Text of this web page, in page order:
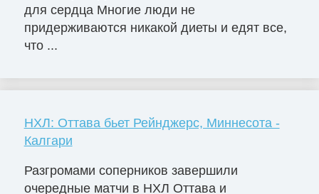
для сердца Многие люди не
придерживаются никакой диеты и едят все,
что ...
НХЛ: Оттава бьет Рейнджерс, Миннесота -
Калгари
Разгромами соперников завершили
очередные матчи в НХЛ Оттава и